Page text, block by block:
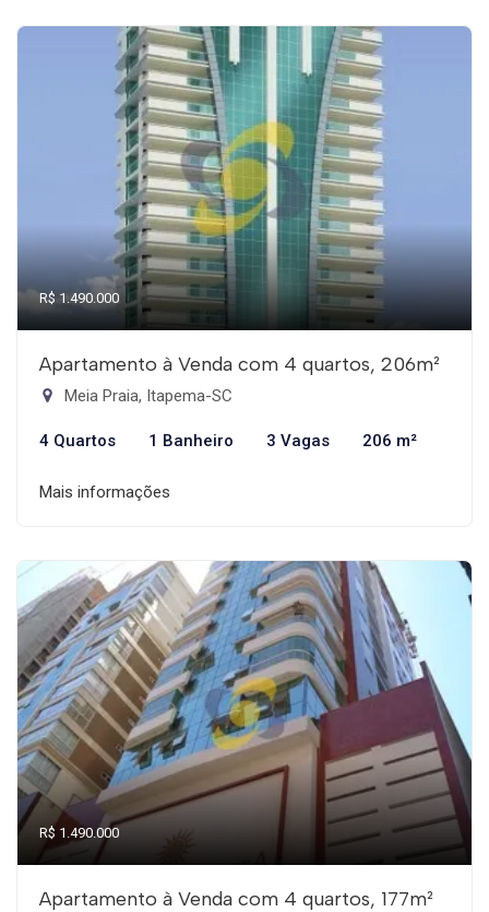
R$ 1.490.000
Apartamento à Venda com 4 quartos, 206m²
Meia Praia, Itapema-SC
4 Quartos 1 Banheiro 3 Vagas 206 m²
Mais informações
R$ 1.490.000
Apartamento à Venda com 4 quartos, 177m²